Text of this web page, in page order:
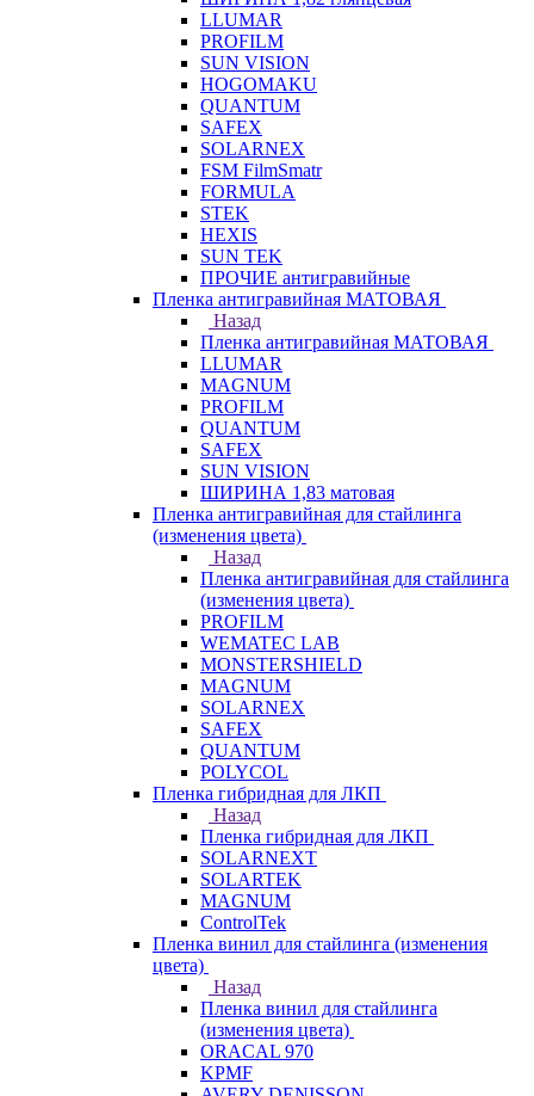
LLUMAR
PROFILM
SUN VISION
HOGOMAKU
QUANTUM
SAFEX
SOLARNEX
FSM FilmSmatr
FORMULA
STEK
HEXIS
SUN TEK
ПРОЧИЕ антигравийные
Пленка антигравийная МАТОВАЯ
Назад
Пленка антигравийная МАТОВАЯ
LLUMAR
MAGNUM
PROFILM
QUANTUM
SAFEX
SUN VISION
ШИРИНА 1,83 матовая
Пленка антигравийная для стайлинга
(изменения цвета)
Назад
Пленка антигравийная для стайлинга
(изменения цвета)
PROFILM
WEMATEC LAB
MONSTERSHIELD
MAGNUM
SOLARNEX
SAFEX
QUANTUM
POLYCOL
Пленка гибридная для ЛКП
Назад
Пленка гибридная для ЛКП
SOLARNEXT
SOLARTEK
MAGNUM
ControlTek
Пленка винил для стайлинга (изменения
цвета)
Назад
Пленка винил для стайлинга
(изменения цвета)
ORACAL 970
KPMF